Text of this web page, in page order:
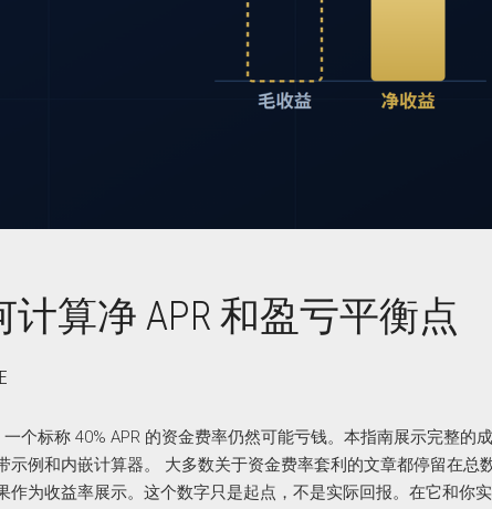
算净 APR 和盈亏平衡点
个标称 40% APR 的资金费率仍然可能亏钱。本指南展示完整的
例和内嵌计算器。 大多数关于资金费率套利的文章都停留在总
为收益率展示。这个数字只是起点，不是实际回报。在它和你